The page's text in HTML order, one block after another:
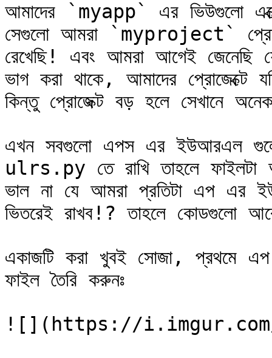
আমাদের `myapp` এর ভিউগুলো
সেগুলো আমরা `myproject`
রেখেছি! এবং আমরা আগেই জেনেছি
ভাগ করা থাকে, আমাদের
কিন্তু প্রোজেক্ট বড় হলে সেখানে
এখন সবগুলো এপস এর ইউআরএল গুলো
ulrs.py তে রাখি তাহলে ফাইলটা
ভাল না যে আমরা প্রতিটা এপ এর
ভিতরেই রাখব!? তাহলে কোডগুলো
একাজটি করা খুবই সোজা, প্রথমে
ফাইল তৈরি করুনঃ
![](https://i.imgur.com/